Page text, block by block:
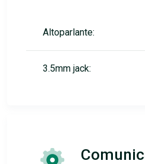
Altoparlante:
3.5mm jack: